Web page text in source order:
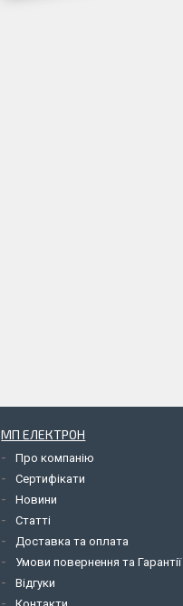
МП ЕЛЕКТРОН
Про компанію
Сертифікати
Новини
Статті
Доставка та оплата
Умови повернення та Гарантії
Відгуки